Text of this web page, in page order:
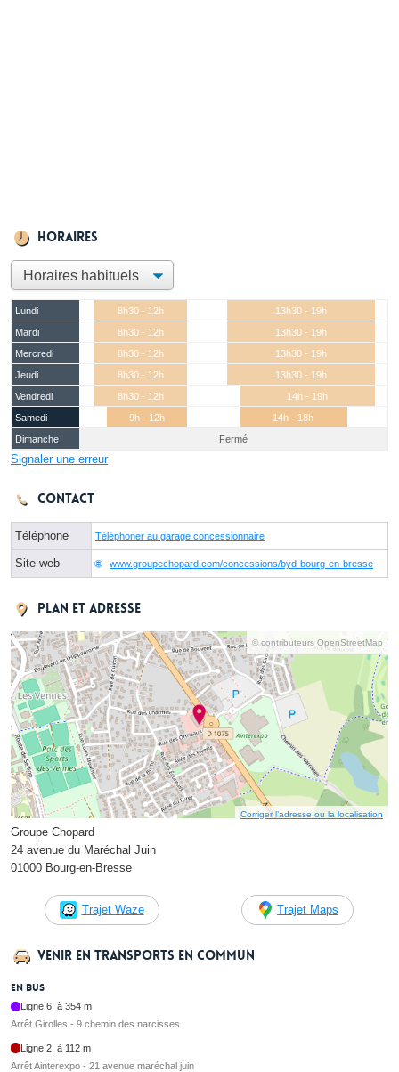
Horaires
Lundi 8h30 - 12h
13h30 - 19h
Mardi
8h30 - 12h
13h30 - 19h
Mercredi
8h30 - 12h
13h30 - 19h
Jeudi
8h30 - 12h
13h30 - 19h
Vendredi
8h30 - 12h
14h - 19h
Samedi
9h - 12h
14h - 18h
Dimanche
Fermé
Signaler une erreur
Contact
Téléphone Téléphoner au garage concessionnaire
Site web www.groupechopard.com/concessions/byd-bourg-en-bresse
Plan et adresse
© contributeurs OpenStreetMap
Corriger l’adresse ou la localisation
Groupe Chopard
24 avenue du Maréchal Juin
01000 Bourg-en-Bresse
Trajet Waze Trajet Maps
Venir en transports en commun
En bus
Ligne 6, à 354 m
Arrêt Girolles - 9 chemin des narcisses
Ligne 2, à 112 m
Arrêt Ainterexpo - 21 avenue maréchal juin